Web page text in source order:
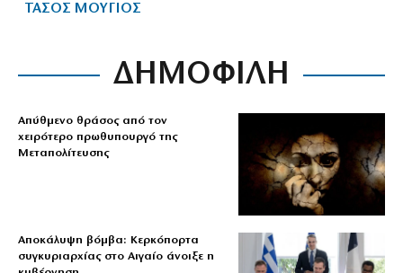
ΤΑΣΟΣ ΜΟΥΓΙΟΣ
ΔΗΜΟΦΙΛΗ
Απύθμενο θράσος από τον
χειρότερο πρωθυπουργό της
Μεταπολίτευσης
Αποκάλυψη βόμβα: Κερκόπορτα
συγκυριαρχίας στο Αιγαίο άνοιξε η